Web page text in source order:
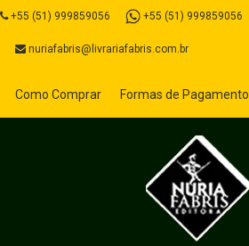
+55 (51) 999859056 +55 (51) 999859056
nuriafabris@livrariafabris.com.br
Como Comprar Formas de Pagamento